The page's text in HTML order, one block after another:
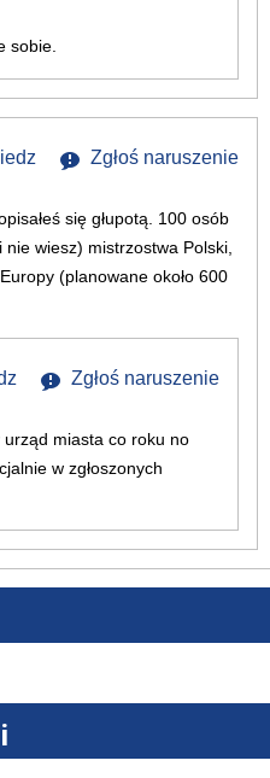
sobie.
Zgłoś naruszenie
się głupotą. 100 osób
wiesz) mistrzostwa Polski,
(planowane około 600
Zgłoś naruszenie
urząd miasta co roku no
w zgłoszonych